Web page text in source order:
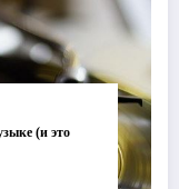
(и это